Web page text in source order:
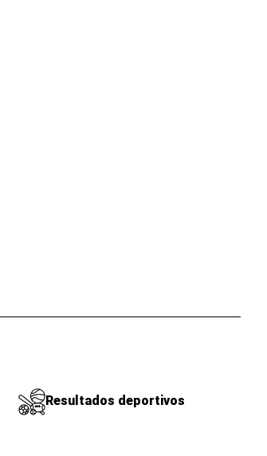
Resultados deportivos